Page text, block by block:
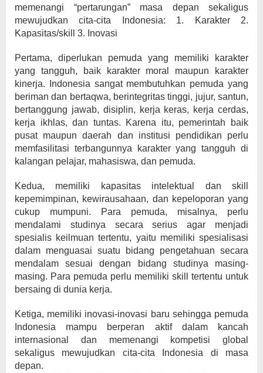
memenangi “pertarungan” masa depan sekaligus
mewujudkan cita-cita Indonesia: 1. Karakter 2.
Kapasitas/skill 3. Inovasi
Pertama, diperlukan pemuda yang memiliki karakter
yang tangguh, baik karakter moral maupun karakter
kinerja. Indonesia sangat membutuhkan pemuda yang
beriman dan bertaqwa, berintegritas tinggi, jujur, santun,
bertanggung jawab, disiplin, kerja keras, kerja cerdas,
kerja ikhlas, dan tuntas. Karena itu, pemerintah baik
pusat maupun daerah dan institusi pendidikan perlu
memfasilitasi terbangunnya karakter yang tangguh di
kalangan pelajar, mahasiswa, dan pemuda.
Kedua, memiliki kapasitas intelektual dan skill
kepemimpinan, kewirausahaan, dan kepeloporan yang
cukup mumpuni. Para pemuda, misalnya, perlu
mendalami studinya secara serius agar menjadi
spesialis keilmuan tertentu, yaitu memiliki spesialisasi
dalam menguasai suatu bidang pengetahuan secara
mendalam sesuai dengan bidang studinya masing-
masing. Para pemuda perlu memiliki skill tertentu untuk
bersaing di dunia kerja.
Ketiga, memiliki inovasi-inovasi baru sehingga pemuda
Indonesia mampu berperan aktif dalam kancah
internasional dan memenangi kompetisi global
sekaligus mewujudkan cita-cita Indonesia di masa
depan.